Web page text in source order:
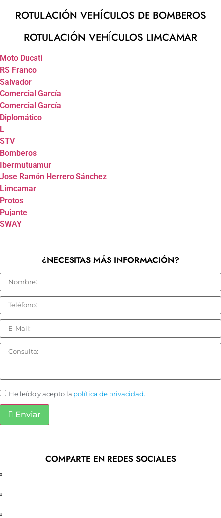
ROTULACIÓN VEHÍCULOS DE BOMBEROS
ROTULACIÓN VEHÍCULOS LIMCAMAR
Moto Ducati
RS Franco
Salvador
Comercial García
Comercial García
Diplomático
L
STV
Bomberos
Ibermutuamur
Jose Ramón Herrero Sánchez
Limcamar
Protos
Pujante
SWAY
¿NECESITAS MÁS INFORMACIÓN?
He leído y acepto la política de privacidad.
Enviar
COMPARTE EN REDES SOCIALES